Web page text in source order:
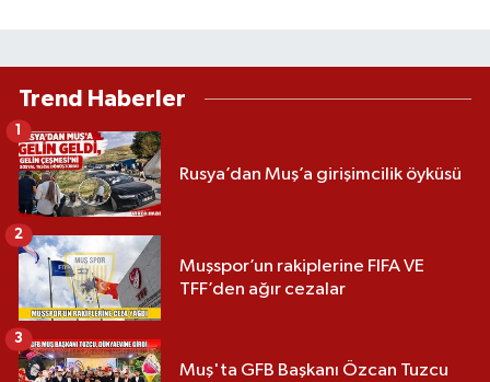
Trend Haberler
Rusya’dan Muş’a girişimcilik öyküsü
Muşspor’un rakiplerine FIFA VE
TFF’den ağır cezalar
2
Muş'ta GFB Başkanı Özcan Tuzcu
3